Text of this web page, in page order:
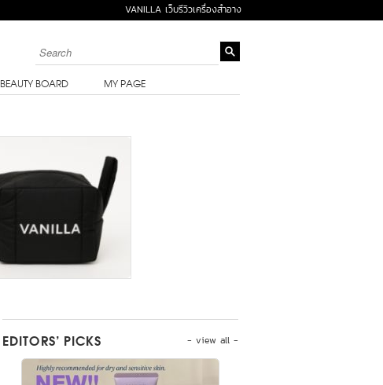
VANILLA เว็บรีวิวเครื่องสำอาง
BEAUTY BOARD MY PAGE
- view all -
EDITORS’ PICKS